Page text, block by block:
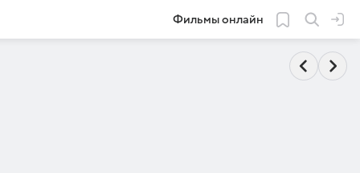
Фильмы онлайн